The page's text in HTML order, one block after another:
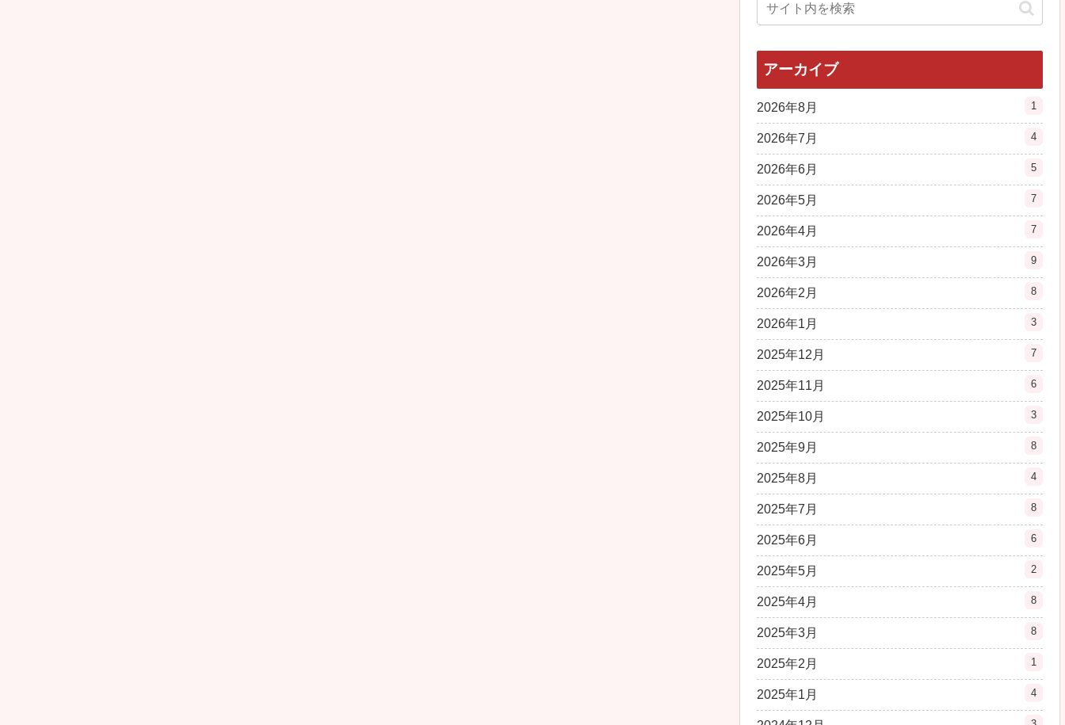
アーカイブ
2026年8月 1
2026年7月 4
2026年6月 5
2026年5月 7
2026年4月 7
2026年3月 9
2026年2月 8
2026年1月 3
2025年12月 7
2025年11月 6
2025年10月 3
2025年9月 8
2025年8月 4
2025年7月 8
2025年6月 6
2025年5月 2
2025年4月 8
2025年3月 8
2025年2月 1
2025年1月 4